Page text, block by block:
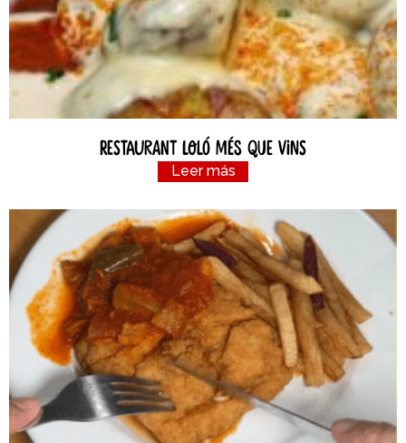
Restaurant Loló Més Que Vins
Leer más